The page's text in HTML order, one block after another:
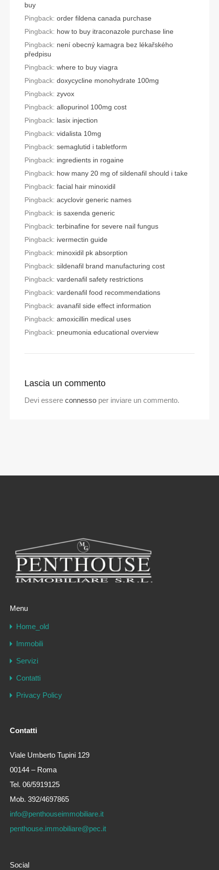
buy
Pingback: order fildena canada purchase
Pingback: how to buy itraconazole purchase line
Pingback: není obecný kamagra bez lékařského
předpisu
Pingback: where to buy viagra
Pingback: doxycycline monohydrate 100mg
Pingback: zyvox
Pingback: allopurinol 100mg cost
Pingback: lasix injection
Pingback: vidalista 10mg
Pingback: semaglutid i tabletform
Pingback: ingredients in rogaine
Pingback: how many 20 mg of sildenafil should i take
Pingback: facial hair minoxidil
Pingback: acyclovir generic names
Pingback: is saxenda generic
Pingback: terbinafine for severe nail fungus
Pingback: ivermectin guide
Pingback: minoxidil pk absorption
Pingback: sildenafil brand manufacturing cost
Pingback: vardenafil safety restrictions
Pingback: vardenafil food recommendations
Pingback: avanafil side effect information
Pingback: amoxicillin medical uses
Pingback: pneumonia educational overview
Lascia un commento
Devi essere connesso per inviare un commento.
Menu
Home_old
Immobili
Servizi
Contatti
Privacy Policy
Contatti
Viale Umberto Tupini 129
00144 – Roma
Tel. 06/5919125
Mob. 392/4697865
info@penthouseimmobiliare.it
penthouse.immobiliare@pec.it
Social